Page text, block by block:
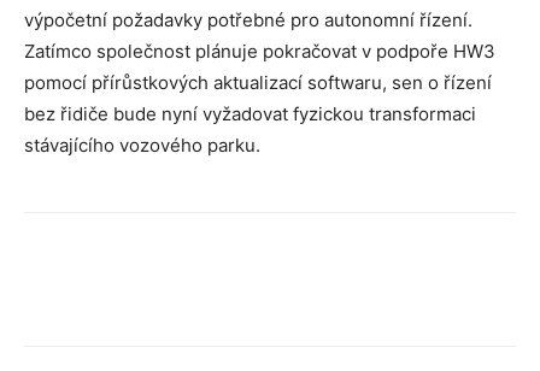
výpočetní požadavky potřebné pro autonomní řízení.
Zatímco společnost plánuje pokračovat v podpoře HW3
pomocí přírůstkových aktualizací softwaru, sen o řízení
bez řidiče bude nyní vyžadovat fyzickou transformaci
stávajícího vozového parku.